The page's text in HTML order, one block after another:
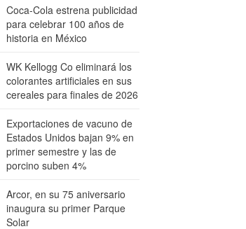
Coca-Cola estrena publicidad
para celebrar 100 años de
historia en México
WK Kellogg Co eliminará los
colorantes artificiales en sus
cereales para finales de 2026
Exportaciones de vacuno de
Estados Unidos bajan 9% en
primer semestre y las de
porcino suben 4%
Arcor, en su 75 aniversario
inaugura su primer Parque
Solar